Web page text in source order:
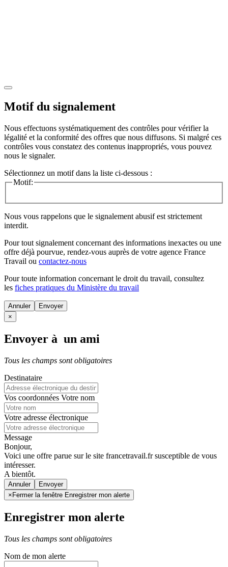
Motif du signalement
Nous effectuons systématiquement des contrôles pour vérifier la
légalité et la conformité des offres que nous diffusons. Si malgré ces
contrôles vous constatez des contenus inappropriés, vous pouvez
nous le signaler.
Sélectionnez un motif dans la liste ci-dessous :
Motif:
Nous vous rappelons que le signalement abusif est strictement
interdit.
Pour tout signalement concernant des informations inexactes ou une
offre déjà pourvue, rendez-vous auprès de votre agence France
Travail ou contactez-nous
Pour toute information concernant le droit du travail, consultez
les fiches pratiques du Ministère du travail
Annuler
×
Envoyer à un ami
Tous les champs sont obligatoires
Destinataire
Vos coordonnées Votre nom
Votre adresse électronique
Message
Bonjour,
Voici une offre parue sur le site francetravail.fr susceptible de vous
intéresser.
A bientôt.
Annuler
× Fermer la fenêtre Enregistrer mon alerte
Enregistrer mon alerte
Tous les champs sont obligatoires
Nom de mon alerte